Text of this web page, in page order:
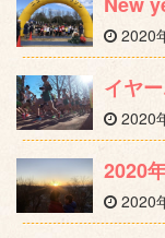
2020
イヤ
2020
2020
2020